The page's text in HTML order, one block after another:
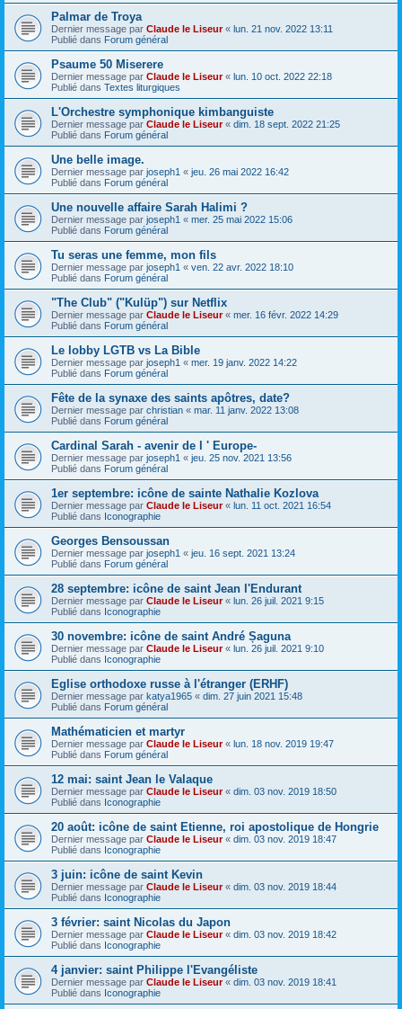
Palmar de Troya
Dernier message par Claude le Liseur« lun. 21 nov. 2022 13:11
Publié dans Forum général
Psaume 50 Miserere
Dernier message par Claude le Liseur« lun. 10 oct. 2022 22:18
Publié dans Textes liturgiques
L'Orchestre symphonique kimbanguiste
Dernier message par Claude le Liseur« dim. 18 sept. 2022 21:25
Publié dans Forum général
Une belle image.
Dernier message par joseph1 « jeu. 26 mai 2022 16:42
Publié dans Forum général
Une nouvelle affaire Sarah Halimi ?
Dernier message par joseph1 « mer. 25 mai 2022 15:06
Publié dans Forum général
Tu seras une femme, mon fils
Dernier message par joseph1 « ven. 22 avr. 2022 18:10
Publié dans Forum général
"The Club" ("Kulüp") sur Netflix
Dernier message par Claude le Liseur« mer. 16 févr. 2022 14:29
Publié dans Forum général
Le lobby LGTB vs La Bible
Dernier message par joseph1 « mer. 19 janv. 2022 14:22
Publié dans Forum général
Fête de la synaxe des saints apôtres, date?
Dernier message par christian « mar. 11 janv. 2022 13:08
Publié dans Forum général
Cardinal Sarah - avenir de l ' Europe-
Dernier message par joseph1 « jeu. 25 nov. 2021 13:56
Publié dans Forum général
1er septembre: icône de sainte Nathalie Kozlova
Dernier message par Claude le Liseur« lun. 11 oct. 2021 16:54
Publié dans Iconographie
Georges Bensoussan
Dernier message par joseph1 « jeu. 16 sept. 2021 13:24
Publié dans Forum général
28 septembre: icône de saint Jean l'Endurant
Dernier message par Claude le Liseur« lun. 26 juil. 2021 9:15
Publié dans Iconographie
30 novembre: icône de saint André Șaguna
Dernier message par Claude le Liseur« lun. 26 juil. 2021 9:10
Publié dans Iconographie
Eglise orthodoxe russe à l'étranger (ERHF)
Dernier message par katya1965 « dim. 27 juin 2021 15:48
Publié dans Forum général
Mathématicien et martyr
Dernier message par Claude le Liseur« lun. 18 nov. 2019 19:47
Publié dans Forum général
12 mai: saint Jean le Valaque
Dernier message par Claude le Liseur« dim. 03 nov. 2019 18:50
Publié dans Iconographie
20 août: icône de saint Etienne, roi apostolique de Hongrie
Dernier message par Claude le Liseur« dim. 03 nov. 2019 18:47
Publié dans Iconographie
3 juin: icône de saint Kevin
Dernier message par Claude le Liseur« dim. 03 nov. 2019 18:44
Publié dans Iconographie
3 février: saint Nicolas du Japon
Dernier message par Claude le Liseur« dim. 03 nov. 2019 18:42
Publié dans Iconographie
4 janvier: saint Philippe l'Evangéliste
Dernier message par Claude le Liseur« dim. 03 nov. 2019 18:41
Publié dans Iconographie